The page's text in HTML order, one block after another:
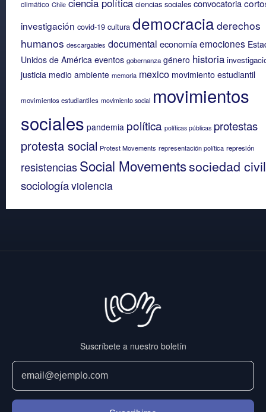
climático Chile ciencia política ciencias sociales convocatoria
investigación covid-19 cultura democracia derechos
humanos descargables documental economíaemociones
Unidos de América eventos gobernanza género historia
justicia medio ambiente memoria mexico movimiento estudiantil
movimientos estudiantiles movimiento social movimientos
sociales pandemia política políticas públicas protestas
protesta social Protest Movements representación política represión
resistenciasSocial Movementssociedad civil
sociologíaviolencia
Suscríbete a nuestro boletín